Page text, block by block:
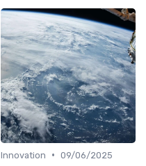
Innovation • 09/06/2025